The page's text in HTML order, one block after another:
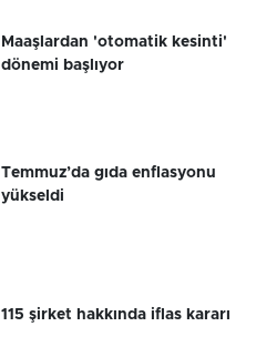
Maaşlardan 'otomatik kesinti'
dönemi başlıyor
Temmuz’da gıda enflasyonu
yükseldi
115 şirket hakkında iflas kararı